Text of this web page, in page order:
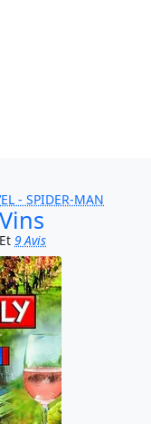
- SPIDER-MAN
Et9 Avis